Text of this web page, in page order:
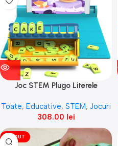
Joc STEM Plugo Literele
Toate, Educative, STEM, Jocuri
308.00 lei
VÎNDUT